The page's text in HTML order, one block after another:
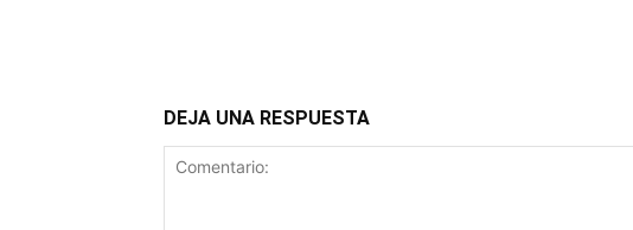
DEJA UNA RESPUESTA